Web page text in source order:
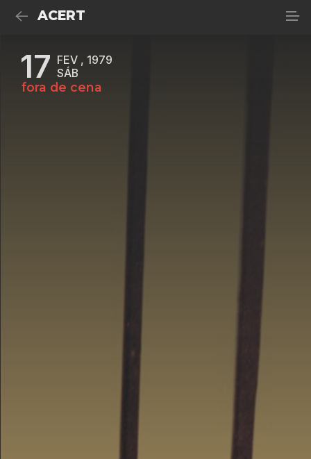
ACERT
17 FEV , 1979
SÁB
fora de cena